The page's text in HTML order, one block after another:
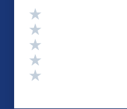
Valutazione